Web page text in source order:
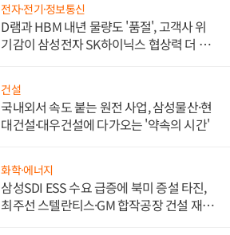
전자·전기·정보통신
D램과 HBM 내년 물량도 '품절', 고객사 위
기감이 삼성전자 SK하이닉스 협상력 더 키
건설
국내외서 속도 붙는 원전 사업, 삼성물산·현
대건설·대우건설에 다가오는 '약속의 시간'
화학·에너지
삼성SDI ESS 수요 급증에 북미 증설 타진,
최주선 스텔란티스·GM 합작공장 건설 재추